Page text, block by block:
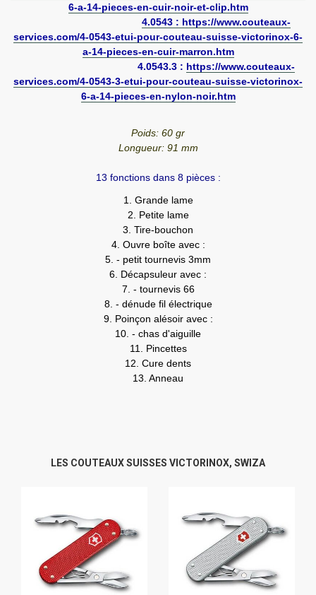
6-a-14-pieces-en-cuir-noir-et-clip.htm
4.0543 : https://www.couteaux-
services.com/4-0543-etui-pour-couteau-suisse-victorinox-6-
a-14-pieces-en-cuir-marron.htm
4.0543.3 : https://www.couteaux-
services.com/4-0543-3-etui-pour-couteau-suisse-victorinox-
6-a-14-pieces-en-nylon-noir.htm
Poids: 60 gr
Longueur: 91 mm
13 fonctions dans 8 pièces :
1. Grande lame
2. Petite lame
3. Tire-bouchon
4. Ouvre boîte avec :
5. - petit tournevis 3mm
6. Décapsuleur avec :
7. - tournevis 66
8. - dénude fil électrique
9. Poinçon alésoir avec :
10. - chas d'aiguille
11. Pincettes
12. Cure dents
13. Anneau
LES COUTEAUX SUISSES VICTORINOX, SWIZA